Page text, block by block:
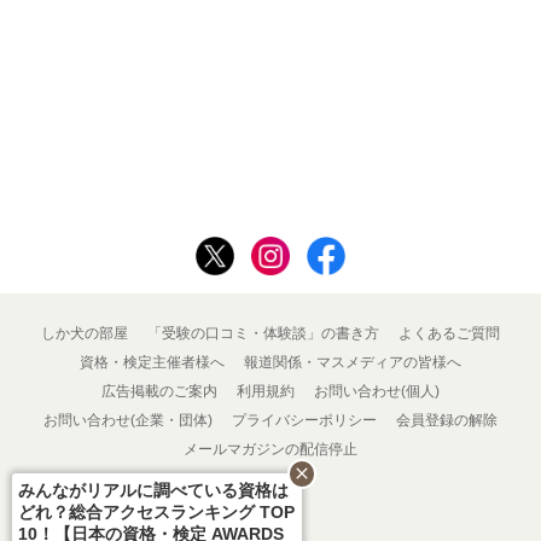
しか犬の部屋 「受験の口コミ・体験談」の書き方
よくあるご質問
資格・検定主催者様へ
報道関係・マスメディアの皆様へ
広告掲載のご案内
利用規約
お問い合わせ(個人)
お問い合わせ(企業・団体)
プライバシーポリシー
会員登録の解除
メールマガジンの配信停止
みんながリアルに調べている資格は
どれ？総合アクセスランキング TOP
10！【日本の資格・検定 AWARDS
close